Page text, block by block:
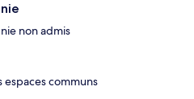
non admis
espaces communs